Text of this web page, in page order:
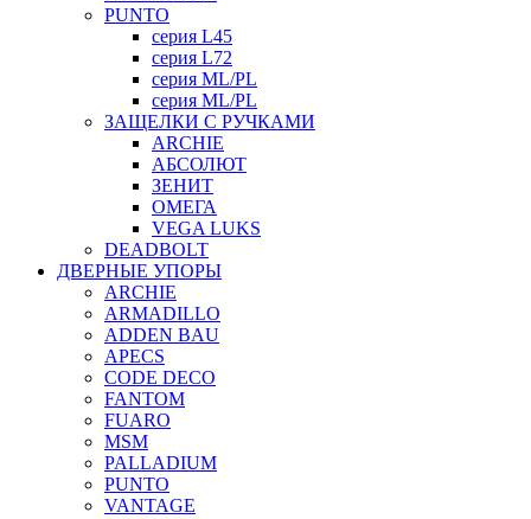
PUNTO
серия L45
серия L72
серия ML/PL
серия ML/PL
ЗАЩЕЛКИ С РУЧКАМИ
ARCHIE
АБСОЛЮТ
ЗЕНИТ
ОМЕГА
VEGA LUKS
DEADBOLT
ДВЕРНЫЕ УПОРЫ
ARCHIE
ARMADILLO
ADDEN BAU
APECS
CODE DECO
FANTOM
FUARO
MSM
PALLADIUM
PUNTO
VANTAGE